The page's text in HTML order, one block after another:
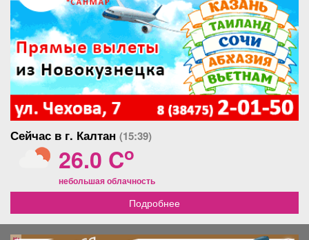
Сейчас в г. Калтан (15:39)
26.0 Co
небольшая облачность
Подробнее